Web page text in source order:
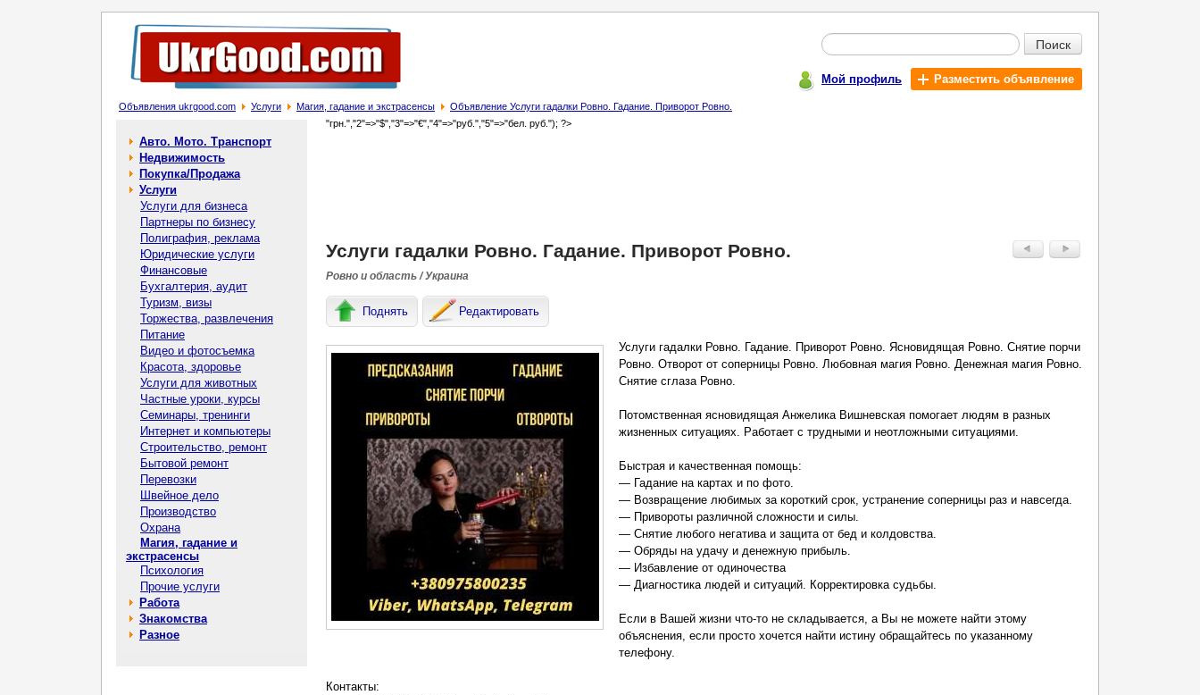
Поиск
Мой профиль Разместить объявление
Объявления ukrgood.com Услуги Магия, гадание и экстрасенсы Объявление Услуги гадалки Ровно. Гадание. Приворот Ровно.
Авто. Мото. Транспорт
Недвижимость
Покупка/Продажа
Услуги
Услуги для бизнеса
Партнеры по бизнесу
Полиграфия, реклама
Юридические услуги
Финансовые
Бухгалтерия, аудит
Туризм, визы
Торжества, развлечения
Питание
Видео и фотосъемка
Красота, здоровье
Услуги для животных
Частные уроки, курсы
Семинары, тренинги
Интернет и компьютеры
Строительство, ремонт
Бытовой ремонт
Перевозки
Швейное дело
Производство
Охрана
Магия, гадание и
экстрасенсы
Психология
Прочие услуги
Работа
Знакомства
Разное
"грн.","2"=>"$","3"=>"€","4"=>"руб.","5"=>"бел. руб."); ?>
Услуги гадалки Ровно. Гадание. Приворот Ровно.
Ровно и область / Украина
Поднять Редактировать
Услуги гадалки Ровно. Гадание. Приворот Ровно. Ясновидящая Ровно. Снятие порчи
Ровно. Отворот от соперницы Ровно. Любовная магия Ровно. Денежная магия Ровно.
Снятие сглаза Ровно.
Потомственная ясновидящая Анжелика Вишневская помогает людям в разных
жизненных ситуациях. Работает с трудными и неотложными ситуациями.
Быстрая и качественная помощь:
— Гадание на картах и по фото.
— Возвращение любимых за короткий срок, устранение соперницы раз и навсегда.
— Привороты различной сложности и силы.
— Снятие любого негатива и защита от бед и колдовства.
— Обряды на удачу и денежную прибыль.
— Избавление от одиночества
— Диагностика людей и ситуаций. Корректировка судьбы.
Если в Вашей жизни что-то не складывается, а Вы не можете найти этому
объяснения, если просто хочется найти истину обращайтесь по указанному
телефону.
Контакты: